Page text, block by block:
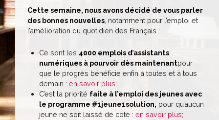
Cette semaine, nous avons décidé de vous parler
des bonnes nouvelles , notamment pour l’emploi et
l’amélioration du quotidien des Français :
Ce sont les 4000 emplois d’assistants
numériques à pourvoir dès maintenantpour
que le progrès bénéficie enfin à toutes et à tous
demain : en savoir plus;
C’est la priorité faite à l’emploi des jeunes avec
le programme #1jeune1solution, pour qu’aucun
jeune ne soit laissé de côté : en savoir plus;